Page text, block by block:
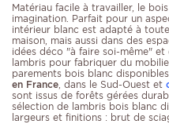
Matériau facile à travailler, le
imagination. Parfait pour un
intérieur blanc est adapté à
maison, mais aussi dans des
idées déco "à faire soi-même"
lambris pour fabriquer du
parements bois blanc
en France , dans le Sud-Ouest et
sont issus de forêts gérées
sélection de lambris bois blanc
largeurs et finitions : brut de